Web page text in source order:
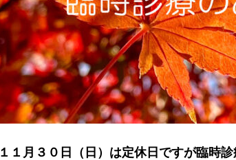
１１月３０日（日）は定休日ですが臨時診